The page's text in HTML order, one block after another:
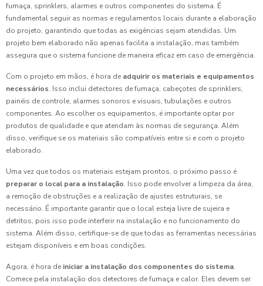
fumaça, sprinklers, alarmes e outros componentes do sistema. É
fundamental seguir as normas e regulamentos locais durante a elaboração
do projeto, garantindo que todas as exigências sejam atendidas. Um
projeto bem elaborado não apenas facilita a instalação, mas também
assegura que o sistema funcione de maneira eficaz em caso de emergência.
Com o projeto em mãos, é hora de adquirir os materiais e equipamentos
necessários. Isso inclui detectores de fumaça, cabeçotes de sprinklers,
painéis de controle, alarmes sonoros e visuais, tubulações e outros
componentes. Ao escolher os equipamentos, é importante optar por
produtos de qualidade e que atendam às normas de segurança. Além
disso, verifique se os materiais são compatíveis entre si e com o projeto
elaborado.
Uma vez que todos os materiais estejam prontos, o próximo passo é
preparar o local para a instalação. Isso pode envolver a limpeza da área,
a remoção de obstruções e a realização de ajustes estruturais, se
necessário. É importante garantir que o local esteja livre de sujeira e
detritos, pois isso pode interferir na instalação e no funcionamento do
sistema. Além disso, certifique-se de que todas as ferramentas necessárias
estejam disponíveis e em boas condições.
Agora, é hora de iniciar a instalação dos componentes do sistema.
Comece pela instalação dos detectores de fumaça e calor. Eles devem ser